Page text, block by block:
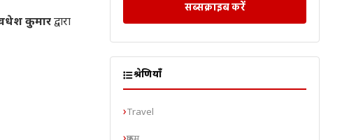
कुमारद्वारा
सब्सक्राइब करें
श्रेणियाँ
Travel